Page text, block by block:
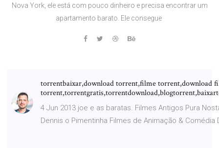
Nova York, ele está com pouco dinheiro e precisa encontrar um
apartamento barato. Ele consegue
torrentbaixar,download torrent,filme torrent,download
4 Jun 2013 joe e as baratas. Filmes Antigos Pura
Dennis o Pimentinha Filmes de Animação & Comédia